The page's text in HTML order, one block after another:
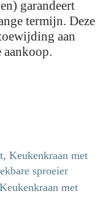
garandeert
termijn. Deze
aan
met